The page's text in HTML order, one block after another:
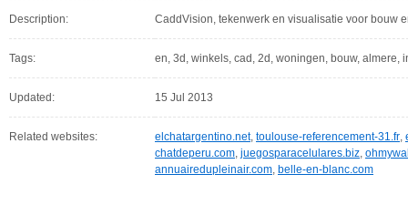
Description: CaddVision, tekenwerk en visualisatie voor bouw
Tags: en, 3d, winkels, cad, 2d, woningen, bouw, almere,
Updated: 15 Jul 2013
Related websites: elchatargentino.net, toulouse-referencement-31.fr,
chatdeperu.com, juegosparacelulares.biz,
annuairedupleinair.com, belle-en-blanc.com